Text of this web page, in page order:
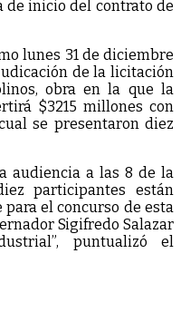
de inicio del contrato de
lunes 31 de diciembre
de la licitación
obra en la que la
$3215 millones con
se presentaron diez
audiencia a las 8 de la
participantes están
el concurso de esta
Sigifredo Salazar
puntualizó el